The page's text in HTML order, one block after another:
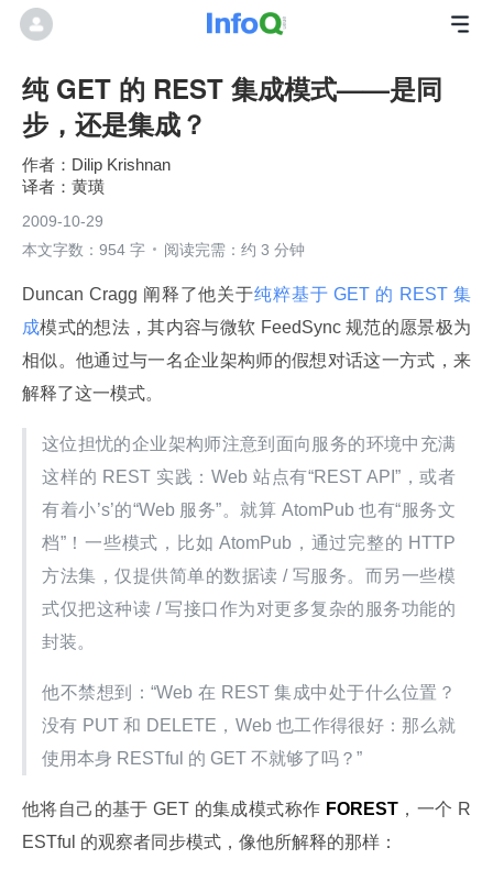
纯 GET 的 REST 集成模式——是同
步，还是集成？
Dilip Krishnan
黄璜
2009-10-29
本文字数：954 字
阅读完需：约 3 分钟
Duncan Cragg 阐释了他关于纯粹基于 GET 的 REST 集
成模式的想法，其内容与微软 FeedSync 规范的愿景极为
相似。他通过与一名企业架构师的假想对话这一方式，来
解释了这一模式。
这位担忧的企业架构师注意到面向服务的环境中充满
这样的 REST 实践：Web 站点有“REST API”，或者
有着小’s’的“Web 服务”。就算 AtomPub 也有“服务文
档”！一些模式，比如 AtomPub，通过完整的 HTTP
方法集，仅提供简单的数据读 / 写服务。而另一些模
式仅把这种读 / 写接口作为对更多复杂的服务功能的
封装。
他不禁想到：“Web 在 REST 集成中处于什么位置？
没有 PUT 和 DELETE，Web 也工作得很好：那么就
使用本身 RESTful 的 GET 不就够了吗？”
他将自己的基于 GET 的集成模式称作 FOREST，一个 R
ESTful 的观察者同步模式，像他所解释的那样：